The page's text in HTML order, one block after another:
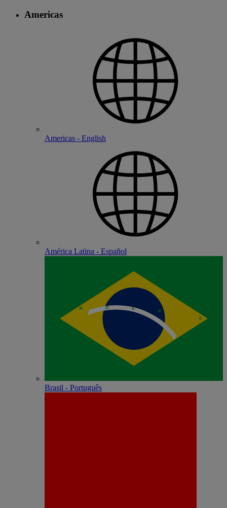
Americas
Americas - English
América Latina - Español
Brasil - Português